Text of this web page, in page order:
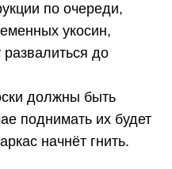
по очереди,
укосин,
развалиться до
должны быть
поднимать их будет
начнёт гнить.